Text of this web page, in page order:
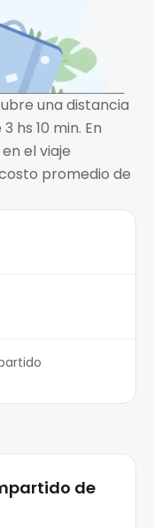
una distancia
hs 10 min. En
el viaje
promedio de
de